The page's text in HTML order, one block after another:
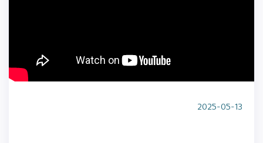
2025-05-13